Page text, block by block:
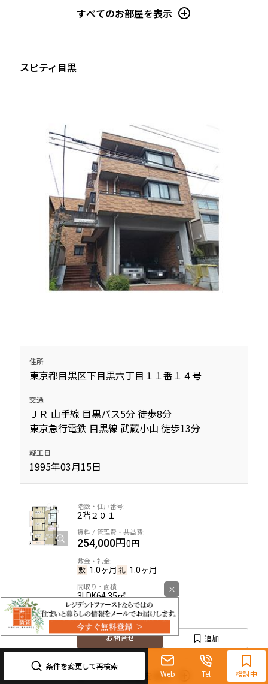
条件を変更して再検索
Web Tel
0120-321-719
9:30~18:00（水曜定休）
検討中
すべてのお部屋を表示
スピティ目黒
住所
東京都目黒区下目黒六丁目１１番１４号
交通
ＪＲ 山手線 目黒バス5分 徒歩8分
東京急行電鉄 目黒線 武蔵小山 徒歩13分
竣工日
1995年03月15日
2階２０１
254,000円0円
1.0ヶ月 1.0ヶ月
3LDK64.35㎡
三井の賃貸
お問合せ 追加
すべてのお部屋を表示
×